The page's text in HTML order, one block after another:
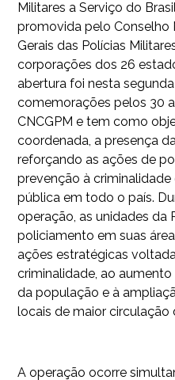
Militares a Serviço do
promovida pelo Conselho
Gerais das Polícias
corporações dos 26
abertura foi nesta
comemorações pelos 30
CNCGPM e tem como
coordenada, a presença
reforçando as ações de
prevenção à
pública em todo o país.
operação, as unidades da
policiamento em suas
ações estratégicas
criminalidade, ao
da população e à
locais de maior circulação
A operação ocorre